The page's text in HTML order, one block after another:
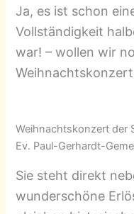
Ja, es ist schon
Vollständigkeit
war! – wollen wir
Weihnachtskonzert der
Ev. Paul-Gerhardt-
Sie steht direkt
wunderschöne